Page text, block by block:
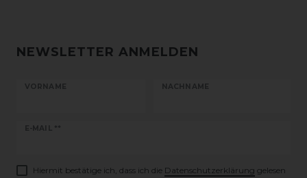
NEWSLETTER ANMELDEN
VORNAME NACHNAME
E-MAIL **
Newsletter
Hiermit bestätige ich, dass ich die Daten­schutz­erklärung gelesen